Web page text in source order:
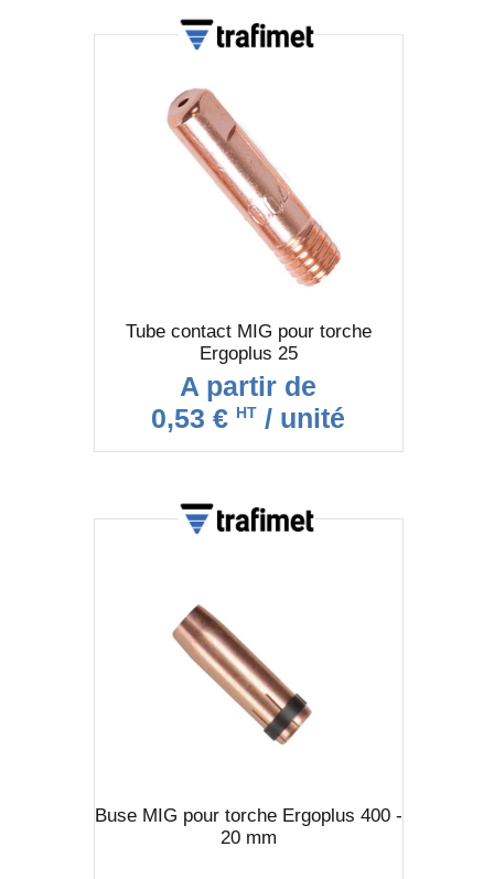
Tube contact MIG pour torche
Ergoplus 25
A partir de
0,53 € HT / unité
Buse MIG pour torche Ergoplus 400 -
20 mm